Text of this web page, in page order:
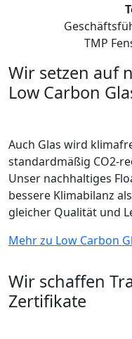
TMP
Wir setzen auf
Low Carbon
Auch Glas wird
standardmäßig CO2-
Unser nachhaltiges
bessere Klimabilanz
gleicher Qualität und
Mehr zu Low Carbon
Wir schaffen
Zertifikate